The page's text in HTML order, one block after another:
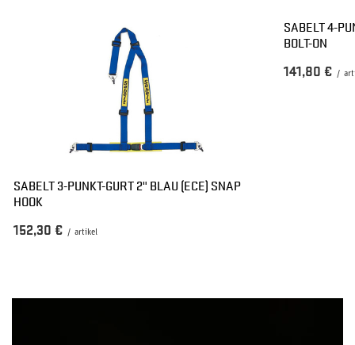
SABELT 3-PUNKT-GURT 2" BLAU (ECE) SNAP
HOOK
152,30 € / artikel
SABELT 4-
BOLT-ON
141,80 € /